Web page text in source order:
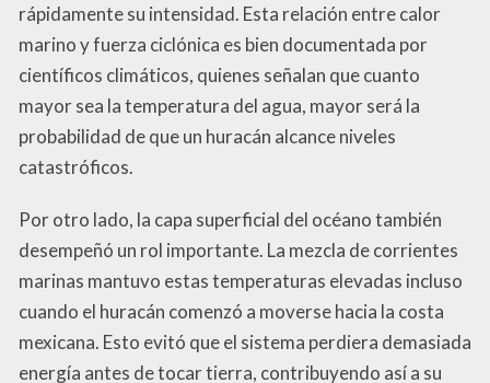
rápidamente su intensidad. Esta relación entre calor
marino y fuerza ciclónica es bien documentada por
científicos climáticos, quienes señalan que cuanto
mayor sea la temperatura del agua, mayor será la
probabilidad de que un huracán alcance niveles
catastróficos.
Por otro lado, la capa superficial del océano también
desempeñó un rol importante. La mezcla de corrientes
marinas mantuvo estas temperaturas elevadas incluso
cuando el huracán comenzó a moverse hacia la costa
mexicana. Esto evitó que el sistema perdiera demasiada
energía antes de tocar tierra, contribuyendo así a su